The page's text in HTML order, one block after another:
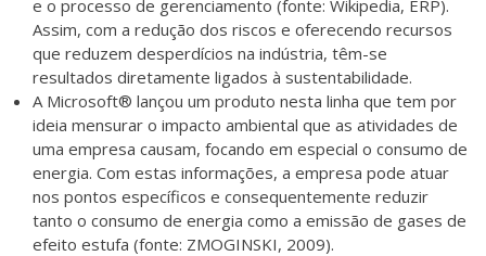
e o processo de gerenciamento (fonte: Wikipedia, ERP).
Assim, com a redução dos riscos e oferecendo recursos
que reduzem desperdícios na indústria, têm-se
resultados diretamente ligados à sustentabilidade.
A Microsoft® lançou um produto nesta linha que tem por
ideia mensurar o impacto ambiental que as atividades de
uma empresa causam, focando em especial o consumo de
energia. Com estas informações, a empresa pode atuar
nos pontos específicos e consequentemente reduzir
tanto o consumo de energia como a emissão de gases de
efeito estufa (fonte: ZMOGINSKI, 2009).